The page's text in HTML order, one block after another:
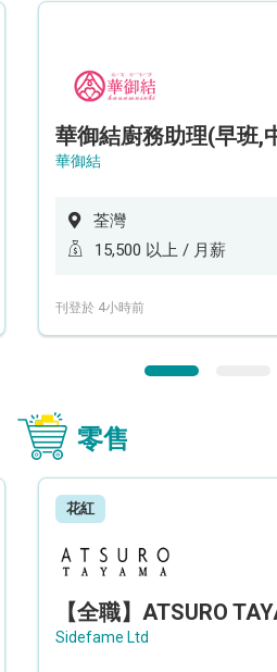
華御結
荃灣
15,500 以上 / 月薪
刊登於 4小時前
零售
花紅
Sidefame Ltd